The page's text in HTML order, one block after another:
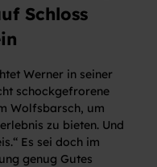
Schloss
Werner in seiner
schockgefrorene
Wolfsbarsch, um
zu bieten. Und
Es sei doch im
genug Gutes